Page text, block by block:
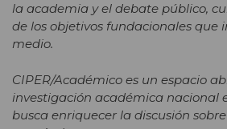
la academia y el debate público,
de los objetivos fundacionales que
medio.
CIPER/Académico es un espacio
investigación académica nacional
busca enriquecer la discusión